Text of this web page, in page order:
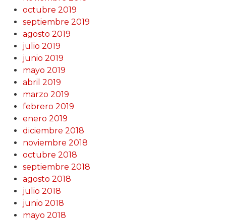
octubre 2019
septiembre 2019
agosto 2019
julio 2019
junio 2019
mayo 2019
abril 2019
marzo 2019
febrero 2019
enero 2019
diciembre 2018
noviembre 2018
octubre 2018
septiembre 2018
agosto 2018
julio 2018
junio 2018
mayo 2018